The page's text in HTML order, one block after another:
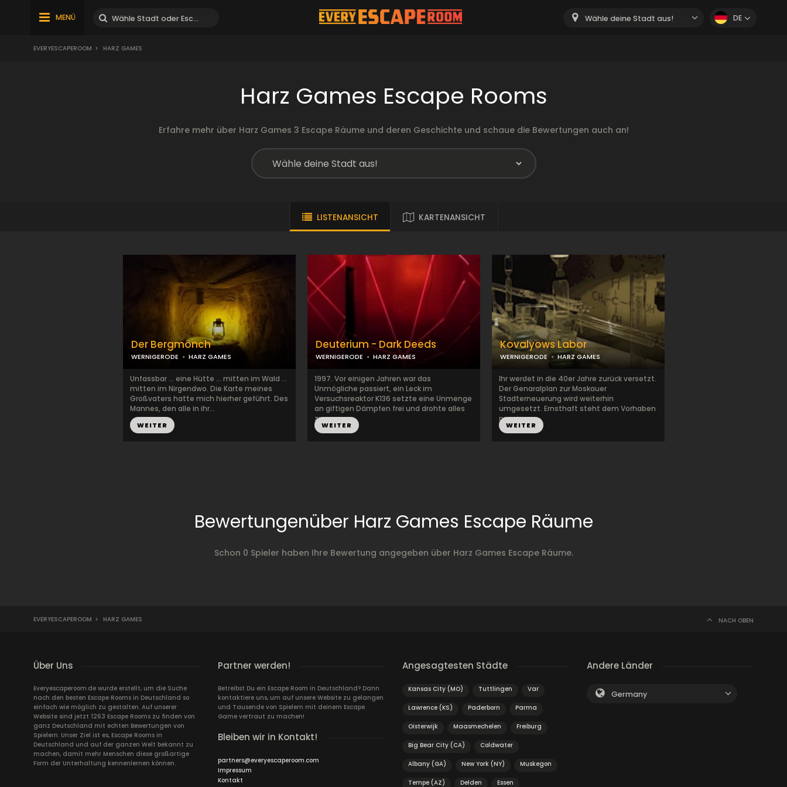
MENÜ Wähle deine Stadt aus! DE
EVERYESCAPEROOM > HARZ GAMES
Harz Games Escape Rooms
Erfahre mehr über Harz Games 3 Escape Räume und deren Geschichte und schaue die Bewertungen auch an!
LISTENANSICHT KARTENANSICHT
Der Bergmönch
WERNIGERODE HARZ GAMES
Unfassbar ... eine Hütte ... mitten im Wald ...
mitten im Nirgendwo. Die Karte meines
Großvaters hatte mich hierher geführt. Des
Mannes, den alle in ihr...
WEITER
Deuterium - Dark Deeds
WERNIGERODE HARZ GAMES
1997. Vor einigen Jahren war das
Unmögliche passiert, ein Leck im
Versuchsreaktor K136 setzte eine Unmenge
an giftigen Dämpfen frei und drohte alles
zu ...
WEITER
Kovalyows Labor
WERNIGERODE HARZ GAMES
Ihr werdet in die 40er Jahre zurück versetzt.
Der Genaralplan zur Moskauer
Stadterneuerung wird weiterhin
umgesetzt. Ernsthaft steht dem Vorhaben
nur ei...
WEITER
Bewertungenüber Harz Games Escape Räume
Schon 0 Spieler haben Ihre Bewertung angegeben über Harz Games Escape Räume.
EVERYESCAPEROOM > HARZ GAMES NACH OBEN
Über Uns
Everyescaperoom.de wurde erstellt, um die Suche
nach den besten Escape Rooms in Deutschland so
einfach wie möglich zu gestalten. Auf unserer
Website sind jetzt 1263 Escape Rooms zu finden von
ganz Deutschland mit echten Bewertungen von
Spielern. Unser Ziel ist es, Escape Rooms in
Deutschland und auf der ganzen Welt bekannt zu
machen, damit mehr Menschen diese großartige
Form der Unterhaltung kennenlernen können.
Partner werden!
Betreibst Du ein Escape Room in Deutschland? Dann
kontaktiere uns, um auf unsere Website zu gelangen
und Tausende von Spielern mit deinem Escape
Game vertraut zu machen!
Bleiben wir in Kontakt!
partners@everyescaperoom.com
Impressum
Kontakt
Angesagtesten Städte
Kansas City (MO) Tuttlingen Var
Lawrence (KS) Paderborn Parma
Oisterwijk Maasmechelen Freiburg
Big Bear City (CA) Coldwater
Albany (GA) New York (NY) Muskegon
Tempe (AZ) Delden Essen
Andere Länder
Germany